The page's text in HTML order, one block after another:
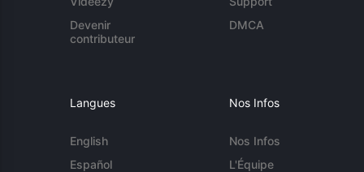
Devenir
contributeur
DMCA
Langues
English
Español
Nos Infos
Nos Infos
L'Équipe